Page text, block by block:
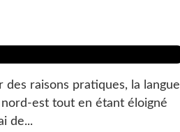
raisons pratiques, la langue
est tout en étant éloigné
de...